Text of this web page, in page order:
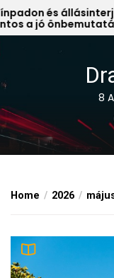
Skip
to
és állásinterjún:
jó önbemutatás?
8
Home 2026